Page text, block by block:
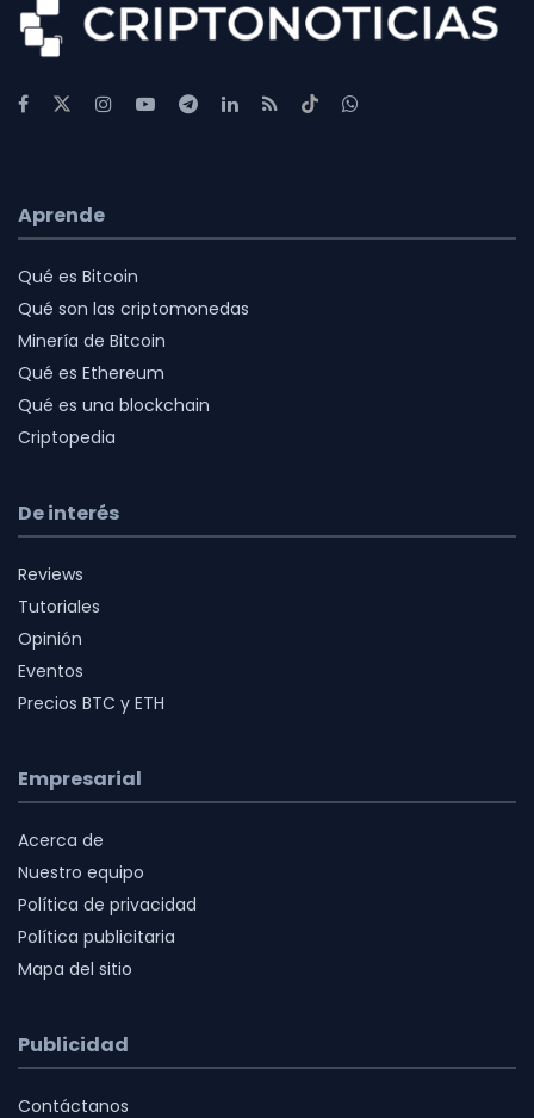
Aprende
Qué es Bitcoin
Qué son las criptomonedas
Minería de Bitcoin
Qué es Ethereum
Qué es una blockchain
Criptopedia
De interés
Reviews
Tutoriales
Opinión
Eventos
Precios BTC y ETH
Empresarial
Acerca de
Nuestro equipo
Política de privacidad
Política publicitaria
Mapa del sitio
Publicidad
Contáctanos